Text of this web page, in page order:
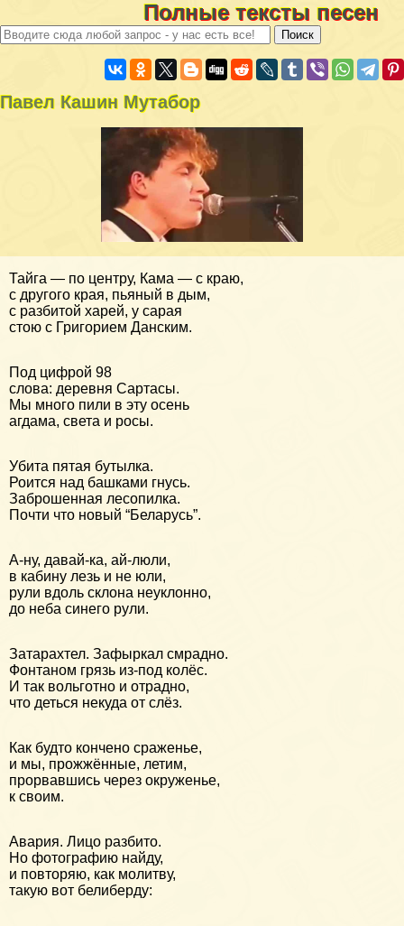
Полные тексты песен
Павел Кашин Мутабор
Тайга — по центру, Кама — с краю,
с другого края, пьяный в дым,
с разбитой харей, у сарая
стою с Григорием Данским.
Под цифрой 98
слова: деревня Сартасы.
Мы много пили в эту осень
агдама, света и росы.
Убита пятая бутылка.
Роится над башками гнусь.
Заброшенная лесопилка.
Почти что новый “Беларусь”.
А-ну, давай-ка, ай-люли,
в кабину лезь и не юли,
рули вдоль склона неуклонно,
до неба синего рули.
Затарахтел. Зафыркал смрадно.
Фонтаном грязь из-под колёс.
И так вольготно и отрадно,
что деться некуда от слёз.
Как будто кончено сраженье,
и мы, прожжённые, летим,
прорвавшись через окруженье,
к своим.
Авария. Лицо разбито.
Но фотографию найду,
и повторяю, как молитву,
такую вот белиберду: